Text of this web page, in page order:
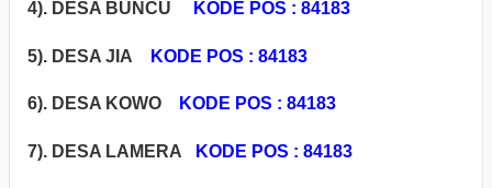
4). DESA BUNCU KODE POS : 84183
5). DESA JIA KODE POS : 84183
6). DESA KOWO KODE POS : 84183
7). DESA LAMERA KODE POS : 84183